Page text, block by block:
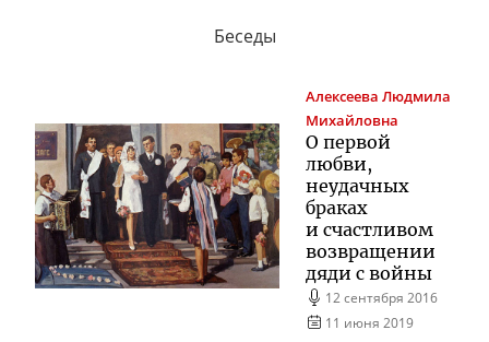
Беседы
Алексеева Людмила
Михайловна
О первой
любви,
неудачных
браках
и счастливом
возвращении
дяди с войны
12 сентября 2016
11 июня 2019